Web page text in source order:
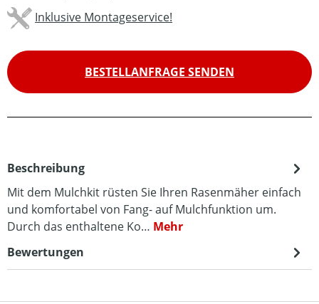
Inklusive Montageservice!
BESTELLANFRAGE SENDEN
Beschreibung
Mit dem Mulchkit rüsten Sie Ihren Rasenmäher einfach
und komfortabel von Fang- auf Mulchfunktion um.
Durch das enthaltene Ko… Mehr
Bewertungen